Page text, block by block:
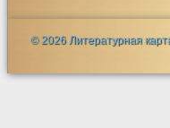
© 2026 Литературная